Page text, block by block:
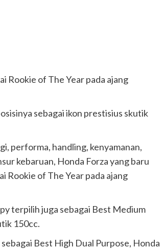
Rookie of The Year pada ajang
sebagai ikon prestisius skutik
performa, handling, kenyamanan,
kebaruan, Honda Forza yang baru
Rookie of The Year pada ajang
terpilih juga sebagai Best Medium
150cc.
Best High Dual Purpose, Honda